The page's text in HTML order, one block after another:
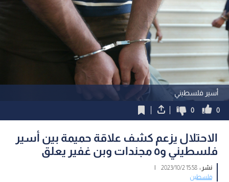
أسير فلسطيني
0
0
الاحتلال يزعم كشف علاقة حميمة بين أسير
فلسطيني و٥ مجندات وبن غفير يعلق
نشر :15:58 2023/10/2
|
فلسطين